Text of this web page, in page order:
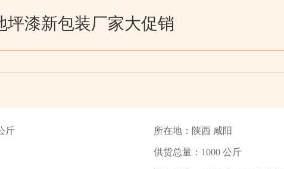
坪漆新包装厂家大促销
斤 所在地：陕西 咸阳
供货总量：1000 公斤